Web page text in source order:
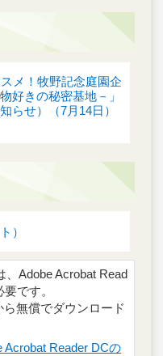
メ！牧野記念庭園企
好きの秘密基地－」
らせ）（7月14日）
）
Adobe Acrobat Read
です。
無償でダウンロード
Acrobat Reader DCの